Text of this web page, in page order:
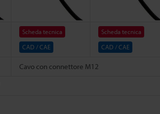
Scheda tecnica
CAD / CAE
Scheda tecnica
CAD / CAE
Cavo con connettore M12